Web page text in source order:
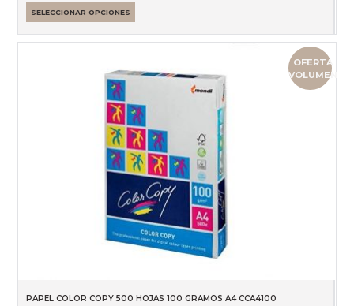
SELECCIONAR OPCIONES
OFERTA
VOLUMEN
PAPEL COLOR COPY 500 HOJAS 100 GRAMOS A4 CCA4100